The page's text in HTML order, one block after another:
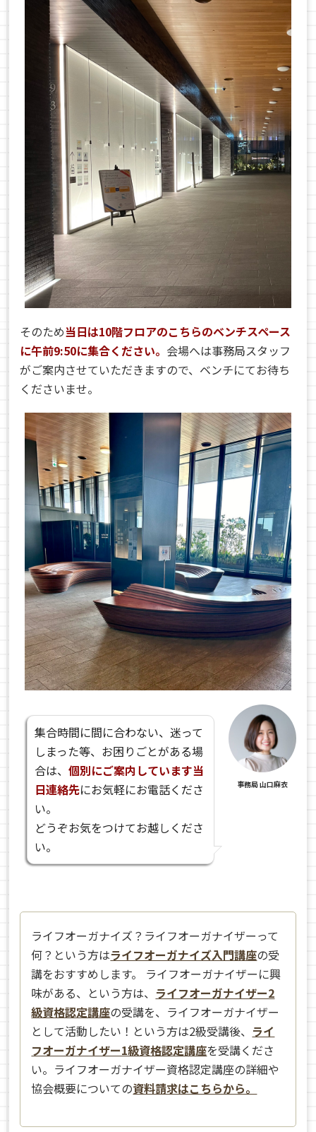
そのため当日は10階フロアのこちらのベンチスペース
に午前9:50に集合ください。 会場へは事務局スタッフ
がご案内させていただきますので、ベンチにてお待ち
くださいませ。
集合時間に間に合わない、迷って
しまった等、お困りごとがある場
合は、個別にご案内しています当
日連絡先にお気軽にお電話くださ
い。
どうぞお気をつけてお越しくださ
い。
事務局 山口麻衣
ライフオーガナイズ？ライフオーガナイザーって
何？という方はライフオーガナイズ入門講座の受
講をおすすめします。 ライフオーガナイザーに興
味がある、という方は、 ライフオーガナイザー2
級資格認定講座の受講を、ライフオーガナイザー
として活動したい！という方は2級受講後、 ライ
フオーガナイザー1級資格認定講座を受講くださ
い。ライフオーガナイザー資格認定講座の詳細や
協会概要についての資料請求はこちらから。